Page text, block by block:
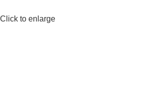
Click to enlarge